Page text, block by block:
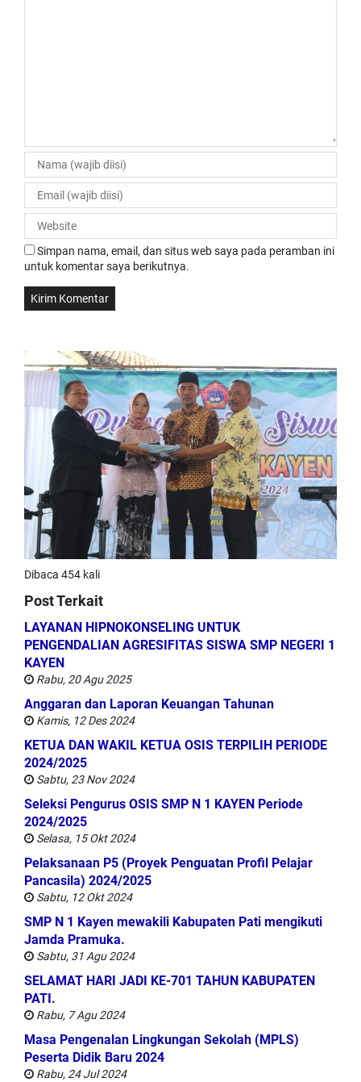
Simpan nama, email, dan situs web saya pada peramban ini
untuk komentar saya berikutnya.
Dibaca 454 kali
Post Terkait
LAYANAN HIPNOKONSELING UNTUK
PENGENDALIAN AGRESIFITAS SISWA SMP NEGERI 1
KAYEN
Rabu, 20 Agu 2025
Anggaran dan Laporan Keuangan Tahunan
Kamis, 12 Des 2024
KETUA DAN WAKIL KETUA OSIS TERPILIH PERIODE
2024/2025
Sabtu, 23 Nov 2024
Seleksi Pengurus OSIS SMP N 1 KAYEN Periode
2024/2025
Selasa, 15 Okt 2024
Pelaksanaan P5 (Proyek Penguatan Profil Pelajar
Pancasila) 2024/2025
Sabtu, 12 Okt 2024
SMP N 1 Kayen mewakili Kabupaten Pati mengikuti
Jamda Pramuka.
Sabtu, 31 Agu 2024
SELAMAT HARI JADI KE-701 TAHUN KABUPATEN
PATI.
Rabu, 7 Agu 2024
Masa Pengenalan Lingkungan Sekolah (MPLS)
Peserta Didik Baru 2024
Rabu, 24 Jul 2024